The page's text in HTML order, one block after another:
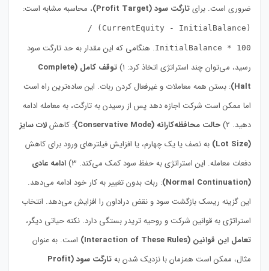
ضروری است. برایتارگت سود (Profit Target) ، محاسبه مشابه است:
(CurrentEquity - InitialBalance) /
InitialBalance * 100. هنگامی که این مقدار به حد تارگت سود
رسید، می‌توان چند استراتژی اتخاذ کرد: ۱)
توقف کامل (Complete
Halt) : بستن همه معاملات و غیرفعال کردن ربات. این ساده‌ترین راه است
اما ممکن است شرکت اجازه دهد پس از رسیدن به تارگت، به معامله ادامه
دهید. ۲)
حالت محافظه‌کارانه (Conservative Mode) : کاهشلات سایز
(Lot Size)
به نصف یا یک چهارم، یا افزایش فیلترهای ورود برای کاهش
دفعات معامله. این استراتژی به حفظ سود کمک می‌کند. ۳)
ادامه عادی
(Normal Continuation)
: ربات بدون تغییر به کار خود ادامه می‌دهد.
این گزینه ریسک بازگشت سود و نقض دراداون را افزایش می‌دهد. انتخاب
استراتژی به قوانین شرکت و روحیه تریدر بستگی دارد. نکته حیاتی دیگر،
تعامل این قوانین (Interaction of These Rules)
است. به عنوان
مثال، ممکن است همزمان با نزدیک شدن به
تارگت سود (Profit